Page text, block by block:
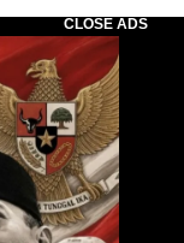
CLOSE ADS